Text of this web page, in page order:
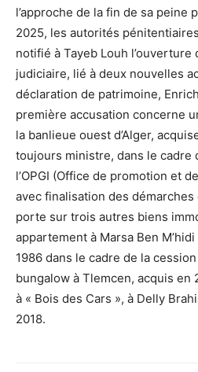
l’approche de la fin de sa peine
2025, les autorités
notifié à Tayeb Louh l’ouverture
judiciaire, lié à deux nouvelles
déclaration de patrimoine,
première accusation concerne
la banlieue ouest d’Alger,
toujours ministre, dans le cadre
l’OPGI (Office de promotion et
avec finalisation des démarches
porte sur trois autres biens
appartement à Marsa Ben
1986 dans le cadre de la
bungalow à Tlemcen, acquis en
à « Bois des Cars », à Delly
2018.